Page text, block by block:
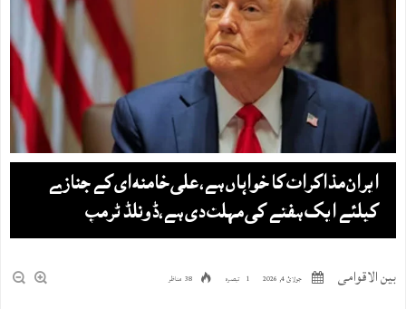
ایران مذاکرات کا خواہاں ہے، علی خامنہ ای کے جنازے
کیلئے ایک ہفتے کی مہلت دی ہے،ڈونلڈ ٹرمپ
بین الاقوامی جولائ 4, 2026 1 تبصرہ 38 مناظر